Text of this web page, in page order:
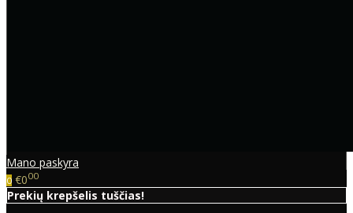
Mano paskyra
0 €000
Prekių krepšelis tuščias!